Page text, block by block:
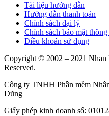
Tài liệu hướng dẫn
Hướng dẫn thanh toán
Chính sách đại lý
Chính sách bảo mật
Điều khoản sử dụng
Copyright © 2002 – 2021
Reserved.
Công ty TNHH Phần mềm
Dũng
Giấy phép kinh doanh số: